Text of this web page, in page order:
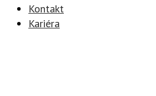
Kontakt
Kariéra